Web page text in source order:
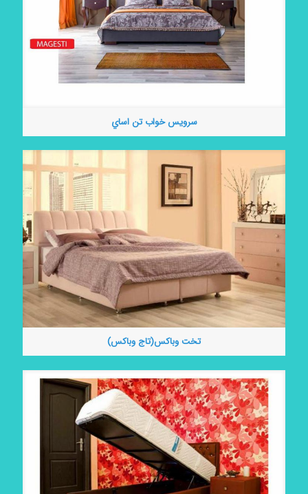
سرويس خواب تن اساي
تخت وباکس(تاج وباکس)